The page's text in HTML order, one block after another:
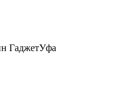
ГаджетУфа